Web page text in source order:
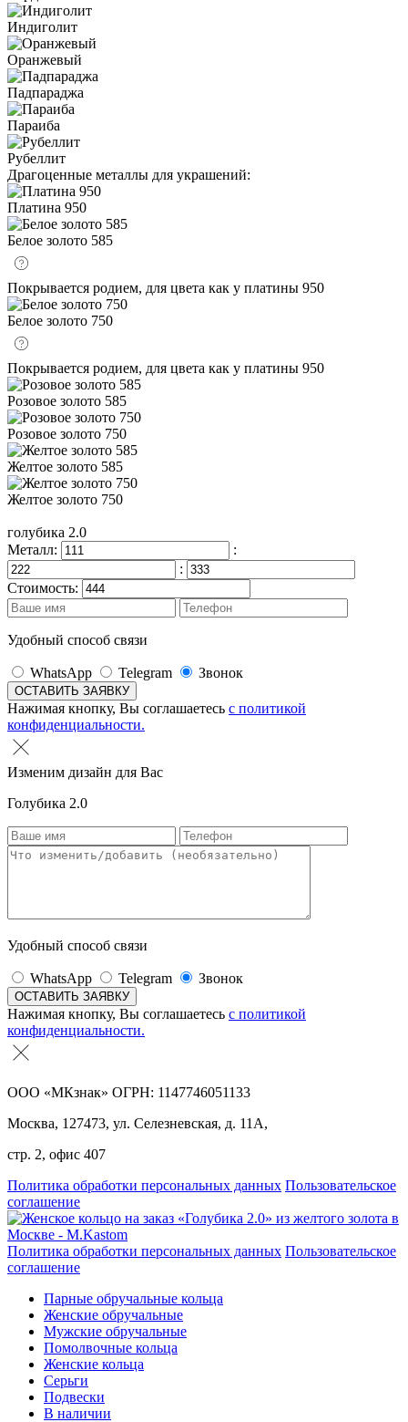
Индиголит
Оранжевый
Падпараджа
Параиба
Рубеллит
Драгоценные металлы для украшений:
Платина 950
Белое золото 585
Покрывается родием, для цвета как у платины 950
Белое золото 750
Покрывается родием, для цвета как у платины 950
Розовое золото 585
Розовое золото 750
Желтое золото 585
Желтое золото 750
голубика 2.0
Металл:
:
:
Стоимость:
Удобный способ связи
WhatsApp Telegram Звонок
Нажимая кнопку, Вы соглашаетесь с политикой
конфиденциальности.
Изменим дизайн для Вас
Голубика 2.0
Удобный способ связи
WhatsApp Telegram Звонок
Нажимая кнопку, Вы соглашаетесь с политикой
конфиденциальности.
ООО «МКзнак» ОГРН: 1147746051133
Москва, 127473, ул. Селезневская, д. 11А,
стр. 2, офис 407
Политика обработки персональных данных Пользовательское
соглашение
Политика обработки персональных данных Пользовательское
соглашение
Парные обручальные кольца
Женские обручальные
Мужские обручальные
Помолвочные кольца
Женские кольца
Серьги
Подвески
В наличии